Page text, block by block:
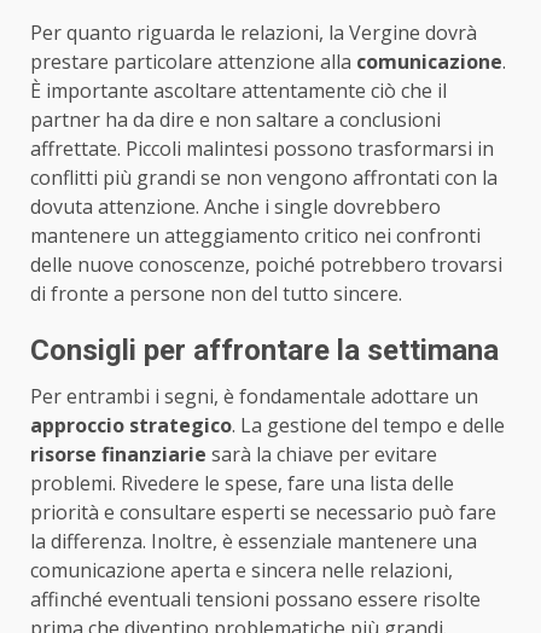
Per quanto riguarda le relazioni, la Vergine dovrà
prestare particolare attenzione alla comunicazione.
È importante ascoltare attentamente ciò che il
partner ha da dire e non saltare a conclusioni
affrettate. Piccoli malintesi possono trasformarsi in
conflitti più grandi se non vengono affrontati con la
dovuta attenzione. Anche i single dovrebbero
mantenere un atteggiamento critico nei confronti
delle nuove conoscenze, poiché potrebbero trovarsi
di fronte a persone non del tutto sincere.
Consigli per affrontare la settimana
Per entrambi i segni, è fondamentale adottare un
approccio strategico. La gestione del tempo e delle
risorse finanziarie sarà la chiave per evitare
problemi. Rivedere le spese, fare una lista delle
priorità e consultare esperti se necessario può fare
la differenza. Inoltre, è essenziale mantenere una
comunicazione aperta e sincera nelle relazioni,
affinché eventuali tensioni possano essere risolte